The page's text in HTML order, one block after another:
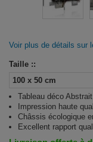
Voir plus de détails sur
Taille ::
Tableau déco
Impression haute
Châssis écologique
Excellent rapport